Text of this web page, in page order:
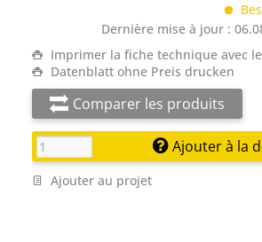
Dernière mise à jour :
Imprimer la fiche technique avec
Datenblatt ohne Preis drucken
Comparer les produits
Ajouter à la
Ajouter au projet